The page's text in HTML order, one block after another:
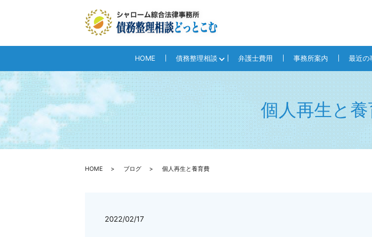
HOME 債務整理相談 弁護士費用 事務所案内 最近の
個人再生と
HOME ブログ 個人再生と養育費
2022/02/17